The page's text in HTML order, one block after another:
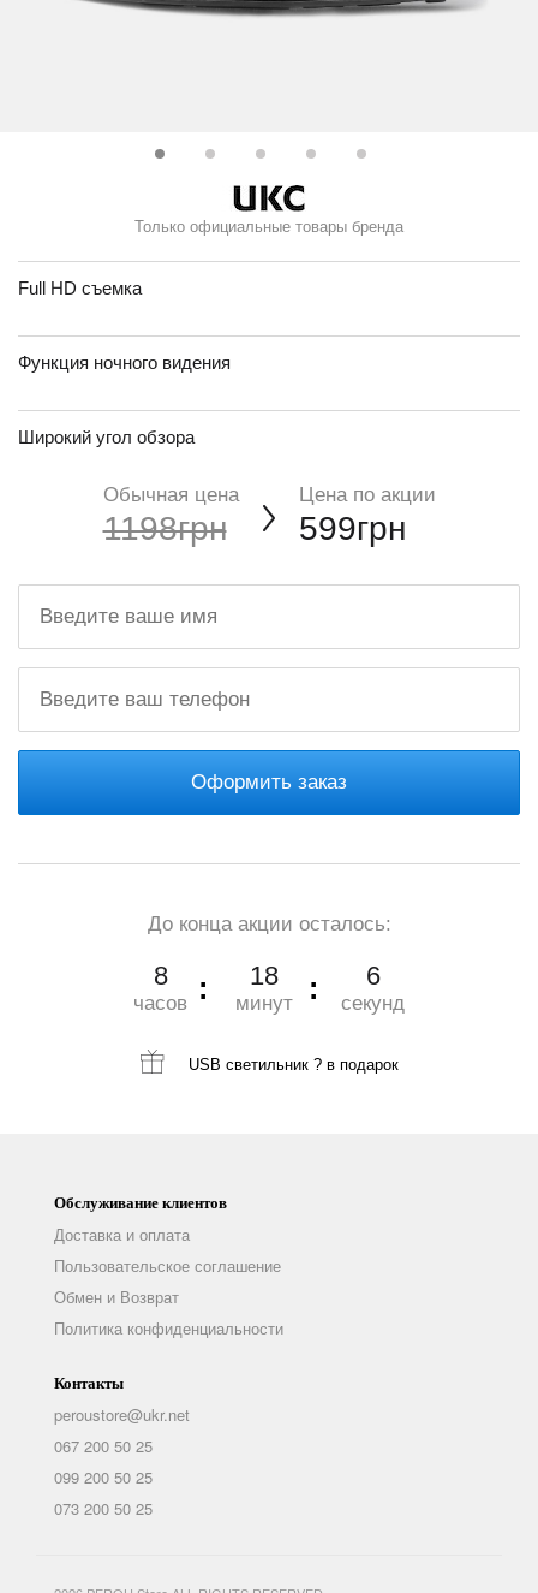
Только официальные товары бренда
Full HD съемка
Функция ночного видения
Широкий угол обзора
Обычная цена
1198грн
Цена по акции
599грн
Оформить заказ
До конца акции осталось:
8
часов
18
минут
6
секунд
USB светильник ?в подарок
Обслуживание клиентов
Доставка и оплата
Пользовательское соглашение
Обмен и Возврат
Политика конфиденциальности
Контакты
peroustore@ukr.net
067 200 50 25
099 200 50 25
073 200 50 25